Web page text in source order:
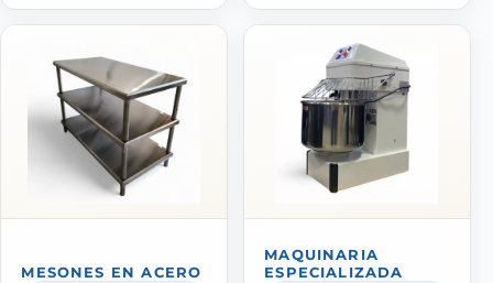
MESONES EN ACERO
MAQUINARIA
ESPECIALIZADA